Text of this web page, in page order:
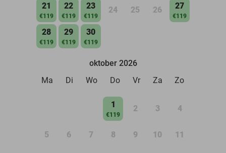
21
€119
22
€119
23
€119
24 25 26 27
€119
28
€119
29
€119
30
€119
oktober 2026
Ma
Di Wo Do Vr Za Zo
1
€119
2 3 4
5 6 7 8 9 10 11